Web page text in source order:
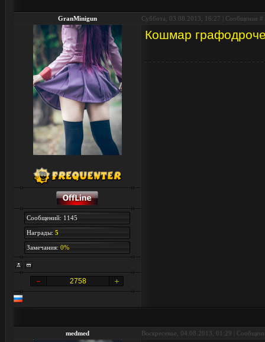
GranMinigun Суббота, 03.08.2013, 16:27 | Сообщение #
Сообщений: 1145
Награды: 5
Замечания: 0%
2758
Кошмар
medmed Воскресенье, 04.08.2013, 01:29 |